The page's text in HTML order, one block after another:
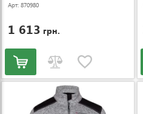
Арт: 870980
1 613 грн.